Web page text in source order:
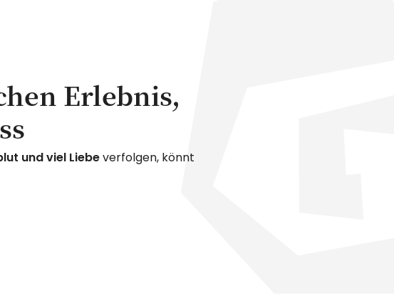
Erlebnis,
und viel Liebeverfolgen, könnt